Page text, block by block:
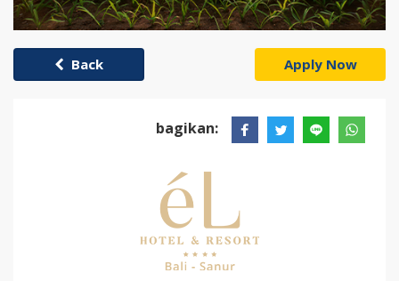
Back Apply Now
bagikan: